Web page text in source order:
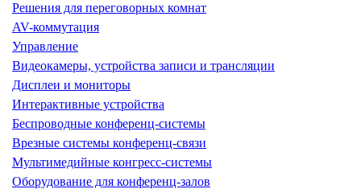
Решения для переговорных комнат
AV-коммутация
Управление
Видеокамеры, устройства записи и трансляции
Дисплеи и мониторы
Интерактивные устройства
Беспроводные конференц-системы
Врезные системы конференц-связи
Мультимедийные конгресс-системы
Оборудование для конференц-залов